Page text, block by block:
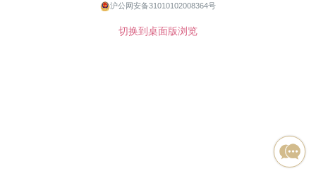
沪公网安备31010102008364号
切换到桌面版浏览